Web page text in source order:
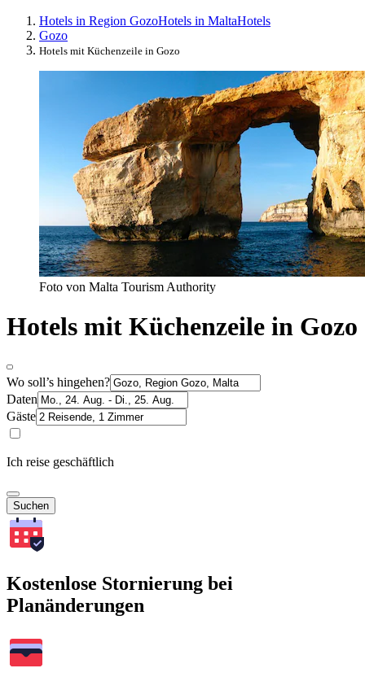
Hotels in Region GozoHotels in MaltaHotels
Gozo
Hotels mit Küchenzeile in Gozo
Foto von Malta Tourism Authority
Hotels mit Küchenzeile in Gozo
Wo soll’s hingehen?
Daten
Gäste
Ich reise geschäftlich
Suchen
Kostenlose Stornierung bei
Planänderungen